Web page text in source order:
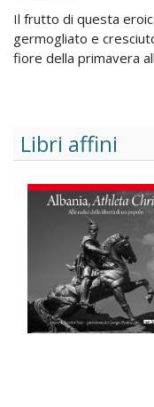
Il frutto di questa
germogliato e
fiore della primavera
Libri affini